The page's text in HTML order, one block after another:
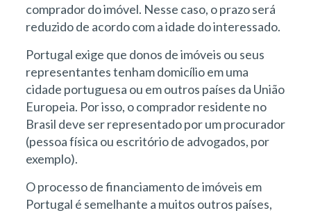
comprador do imóvel. Nesse caso, o prazo será
reduzido de acordo com a idade do interessado.
Portugal exige que donos de imóveis ou seus
representantes tenham domicílio em uma
cidade portuguesa ou em outros países da União
Europeia. Por isso, o comprador residente no
Brasil deve ser representado por um procurador
(pessoa física ou escritório de advogados, por
exemplo).
O processo de financiamento de imóveis em
Portugal é semelhante a muitos outros países,